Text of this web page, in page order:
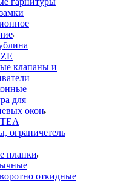
клапаны и
для
окон
ограничетель
планки
откидные